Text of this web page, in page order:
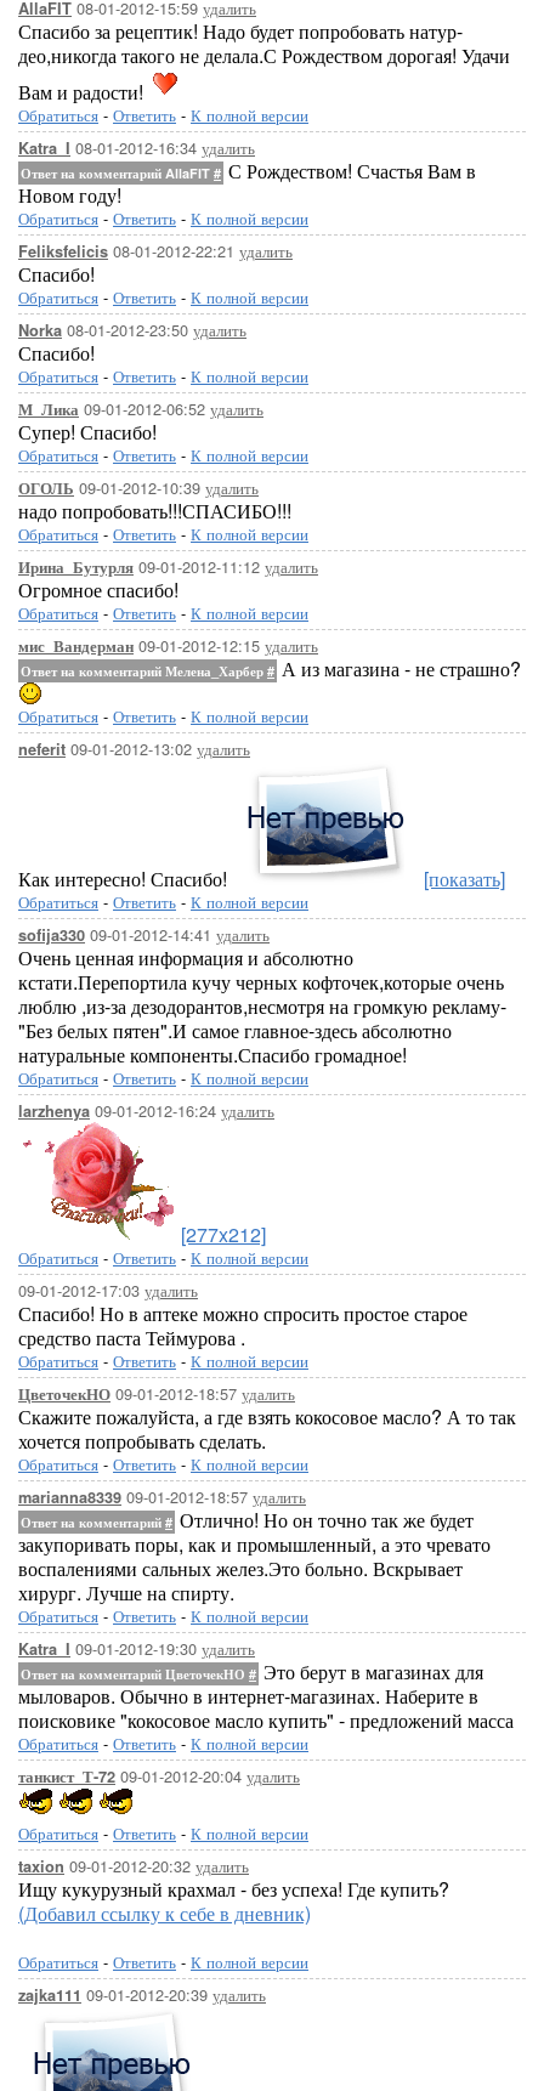
AllaFIT 08-01-2012-15:59 удалить
Спасибо за рецептик! Надо будет попробовать натур-
део,никогда такого не делала.С Рождеством дорогая! Удачи
Вам и радости!
Обратиться - Ответить - К полной версии
Katra_I 08-01-2012-16:34 удалить
Ответ на комментарий AllaFIT # С Рождеством! Счастья Вам в
Новом году!
Обратиться - Ответить - К полной версии
Feliksfelicis 08-01-2012-22:21 удалить
Спасибо!
Обратиться - Ответить - К полной версии
Norka 08-01-2012-23:50 удалить
Спасибо!
Обратиться - Ответить - К полной версии
М_Лика 09-01-2012-06:52 удалить
Супер! Спасибо!
Обратиться - Ответить - К полной версии
ОГОЛЬ 09-01-2012-10:39 удалить
надо попробовать!!!СПАСИБО!!!
Обратиться - Ответить - К полной версии
Ирина_Бутурля 09-01-2012-11:12 удалить
Огромное спасибо!
Обратиться - Ответить - К полной версии
мис_Вандерман 09-01-2012-12:15 удалить
Ответ на комментарий Мелена_Харбер # А из магазина - не страшно?
Обратиться - Ответить - К полной версии
neferit 09-01-2012-13:02 удалить
Как интересно! Спасибо! [показать]
Обратиться - Ответить - К полной версии
sofija330 09-01-2012-14:41 удалить
Очень ценная информация и абсолютно
кстати.Перепортила кучу черных кофточек,которые очень
люблю ,из-за дезодорантов,несмотря на громкую рекламу-
"Без белых пятен".И самое главное-здесь абсолютно
натуральные компоненты.Спасибо громадное!
Обратиться - Ответить - К полной версии
larzhenya 09-01-2012-16:24 удалить
[277x212]
Обратиться - Ответить - К полной версии
09-01-2012-17:03 удалить
Спасибо! Но в аптеке можно спросить простое старое
средство паста Теймурова .
Обратиться - Ответить - К полной версии
ЦветочекНО 09-01-2012-18:57 удалить
Скажите пожалуйста, а где взять кокосовое масло? А то так
хочется попробывать сделать.
Обратиться - Ответить - К полной версии
marianna8339 09-01-2012-18:57 удалить
Ответ на комментарий # Отлично! Но он точно так же будет
закупоривать поры, как и промышленный, а это чревато
воспалениями сальных желез.Это больно. Вскрывает
хирург. Лучше на спирту.
Обратиться - Ответить - К полной версии
Katra_I 09-01-2012-19:30 удалить
Ответ на комментарий ЦветочекНО # Это берут в магазинах для
мыловаров. Обычно в интернет-магазинах. Наберите в
поисковике "кокосовое масло купить" - предложений масса
Обратиться - Ответить - К полной версии
танкист_Т-72 09-01-2012-20:04 удалить
Обратиться - Ответить - К полной версии
taxion 09-01-2012-20:32 удалить
Ищу кукурузный крахмал - без успеха! Где купить?
(Добавил ссылку к себе в дневник)
Обратиться - Ответить - К полной версии
zajka111 09-01-2012-20:39 удалить